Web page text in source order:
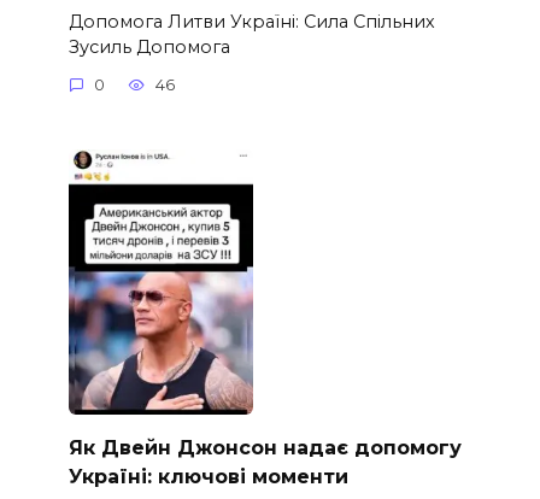
Допомога Литви Україні: Сила Спільних
Зусиль Допомога
0 46
Як Двейн Джонсон надає допомогу
Україні: ключові моменти